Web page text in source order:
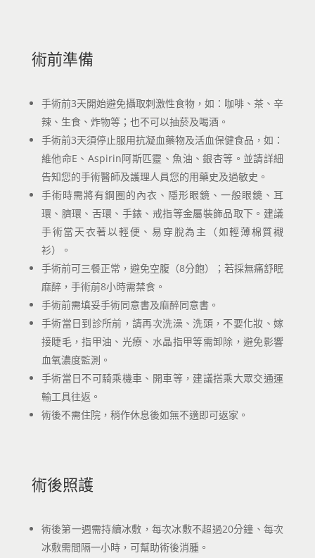
術前準備
手術前3天開始避免攝取刺激性食物，如：咖啡、茶、辛
辣、生食、炸物等；也不可以抽菸及喝酒。
手術前3天須停止服用抗凝血藥物及活血保健食品，如：
維他命E、Aspirin阿斯匹靈、魚油、銀杏等。並請詳細
告知您的手術醫師及護理人員您的用藥史及過敏史。
手術時需將有鋼圈的內衣、隱形眼鏡、一般眼鏡、耳
環、臍環、舌環、手錶、戒指等金屬裝飾品取下。建議
手術當天衣著以輕便、易穿脫為主（如輕薄棉質襯
衫）。
手術前可三餐正常，避免空腹（8分飽）；若採無痛舒眠
麻醉，手術前8小時需禁食。
手術前需填妥手術同意書及麻醉同意書。
手術當日到診所前，請再次洗澡、洗頭，不要化妝、嫁
接睫毛，指甲油、光療、水晶指甲等需卸除，避免影響
血氧濃度監測。
手術當日不可騎乘機車、開車等，建議搭乘大眾交通運
輸工具往返。
術後不需住院，稍作休息後如無不適即可返家。
術後照護
術後第一週需持續冰敷，每次冰敷不超過20分鐘、每次
冰敷需間隔一小時，可幫助術後消腫。